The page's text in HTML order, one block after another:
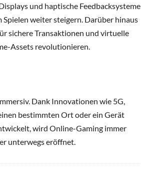
und haptische Feedbacksysteme
weiter steigern. Darüber hinaus
sichere Transaktionen und virtuelle
Assets revolutionieren.
Dank Innovationen wie 5G,
bestimmten Ort oder ein Gerät
wird Online-Gaming immer
unterwegs eröffnet.